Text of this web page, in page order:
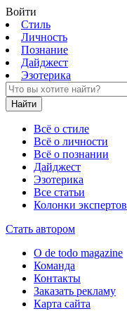
Войти
Стиль
Личность
Познание
Дайджест
Эзотерика
Найти
Всё о стиле
Всё о личности
Всё о познании
Дайджест
Эзотерика
Все статьи
Колонки экспертов
Стать автором
О de todo magazine
Команда
Контакты
Заказать рекламу
Карта сайта